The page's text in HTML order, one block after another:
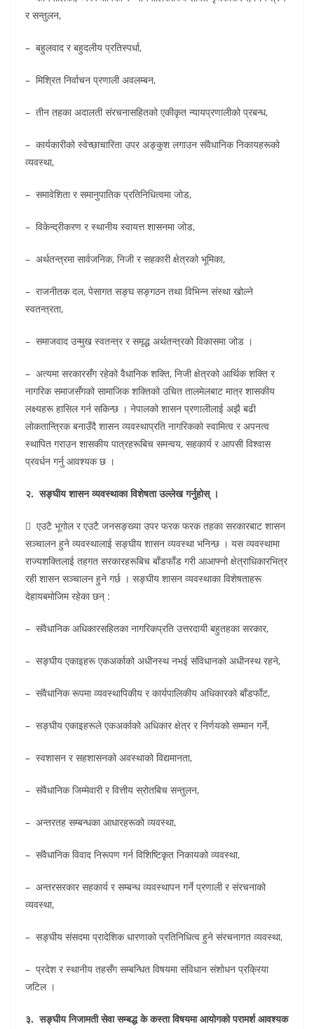
र सन्तुलन,
– बहुलवाद र बहुदलीय प्रतिस्पर्धा,
– मिश्रित निर्वाचन प्रणाली अवलम्बन,
– तीन तहका अदालती संरचनासहितको एकीकृत न्यायप्रणालीको प्रबन्ध,
– कार्यकारीको स्वेच्छाचारिता उपर अङ्कुश लगाउन संवैधानिक निकायहरूको
व्यवस्था,
– समावेशिता र समानुपातिक प्रतिनिधित्वमा जोड,
– विकेन्द्रीकरण र स्थानीय स्वायत्त शासनमा जोड,
– अर्थतन्त्रमा सार्वजनिक, निजी र सहकारी क्षेत्रको भूमिका,
– राजनीतक दल, पेसागत सङ्घ सङ्गठन तथा विभिन्न संस्था खोल्ने
स्वतन्त्रता,
– समाजवाद उन्मुख स्वतन्त्र र समृद्ध अर्थतन्त्रको विकासमा जोड ।
– अत्यमा सरकारसँग रहेको वैधानिक शक्ति, निजी क्षेत्रको आर्थिक शक्ति र
नागरिक समाजसँगको सामाजिक शक्तिको उचित तालमेलबाट मात्र शासकीय
लक्ष्यहरू हासिल गर्न सकिन्छ । नेपालको शासन प्रणालीलाई अझै बढी
लोकतान्त्रिक बनाउँदै शासन व्यवस्थाप्रति नागरिकको स्वामित्व र अपनत्व
स्थापित गराउन शासकीय पात्रहरूबिच समन्वय, सहकार्य र आपसी विश्वास
प्रवर्धन गर्नु आवश्यक छ ।
२. सङ्घीय शासन व्यवस्थाका विशेषता उल्लेख गर्नुहोस् ।
 एउटै भूगोल र एउटै जनसङ्ख्या उपर फरक फरक तहका सरकारबाट शासन
सञ्चालन हुने व्यवस्थालाई सङ्घीय शासन व्यवस्था भनिन्छ । यस व्यवस्थामा
राज्यशक्तिलाई तहगत सरकारहरूबिच बाँडफाँड गरी आआफ्नो क्षेत्राधिकारभित्र
रही शासन सञ्चालन हुने गर्छ । सङ्घीय शासन व्यवस्थाका विशेषताहरू
देहायबमोजिम रहेका छन् :
– संवैधानिक अधिकारसहितका नागरिकप्रति उत्तरदायी बहुतहका सरकार,
– सङ्घीय एकाइहरू एकअर्काको अधीनस्थ नभई संविधानको अधीनस्थ रहने,
– संवैधानिक रूपमा व्यवस्थापिकीय र कार्यपालिकीय अधिकारको बाँडफाँट,
– सङ्घीय एकाइहरूले एकअर्काको अधिकार क्षेत्र र निर्णयको सम्मान गर्ने,
– स्वशासन र सहशासनको अवस्थाको विद्यमानता,
– संवैधानिक जिम्मेवारी र वित्तीय स्रोतबिच सन्तुलन,
– अन्तरतह सम्बन्धका आधारहरूको व्यवस्था,
– संवैधानिक विवाद निरूपण गर्न विशिष्टिकृत निकायको व्यवस्था,
– अन्तरसरकार सहकार्य र सम्बन्ध व्यवस्थापन गर्ने प्रणाली र संरचनाको
व्यवस्था,
– सङ्घीय संसदमा प्रादेशिक धारणाको प्रतिनिधित्व हुने संरचनागत व्यवस्था,
– प्रदेश र स्थानीय तहसँग सम्बन्धित विषयमा संविधान संशोधन प्रक्रिया
जटिल ।
३. सङ्घीय निजामती सेवा सम्बद्ध के कस्ता विषयमा आयोगको परामर्श आवश्यक